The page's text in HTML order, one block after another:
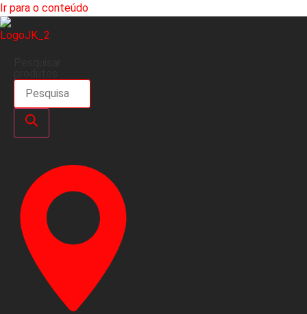
Ir para o conteúdo